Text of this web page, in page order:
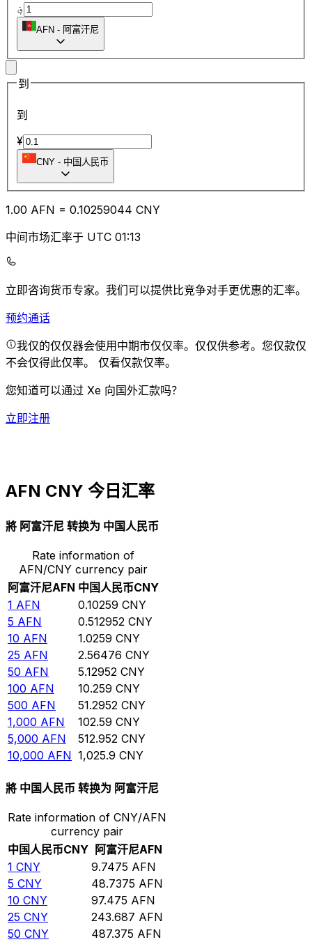
؋
AFN - 阿富汗尼
到
到
¥
CNY - 中国人民币
1.00 AFN = 0.10259044 CNY
中间市场汇率于 UTC 01:13
立即咨询货币专家。 我们可以提供比竞争对手更优惠的汇率。
预约通话
我仅的仅仅器会使用中期市仅仅率。仅仅供参考。您仅款仅
不会仅得此仅率。 仅看仅款仅率。
您知道可以通过 Xe 向国外汇款吗？
立即注册
AFN CNY 今日汇率
將 阿富汗尼 转换为 中国人民币
Rate information of
AFN/CNY currency pair
阿富汗尼AFN 中国人民币CNY
1 AFN 0.10259 CNY
5 AFN 0.512952 CNY
10 AFN 1.0259 CNY
25 AFN 2.56476 CNY
50 AFN 5.12952 CNY
100 AFN 10.259 CNY
500 AFN 51.2952 CNY
1,000 AFN 102.59 CNY
5,000 AFN 512.952 CNY
10,000 AFN 1,025.9 CNY
將 中国人民币 转换为 阿富汗尼
Rate information of CNY/AFN
currency pair
中国人民币CNY 阿富汗尼AFN
1 CNY 9.7475 AFN
5 CNY 48.7375 AFN
10 CNY 97.475 AFN
25 CNY 243.687 AFN
50 CNY 487.375 AFN